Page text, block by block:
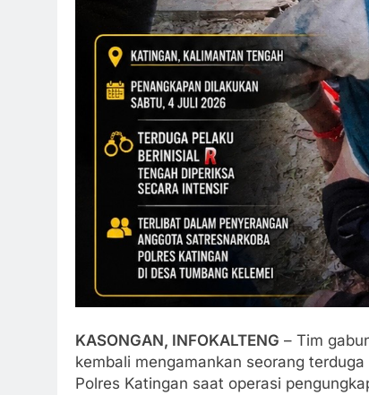
KASONGAN, INFOKALTENG – Tim
kembali mengamankan seorang
Polres Katingan saat operasi